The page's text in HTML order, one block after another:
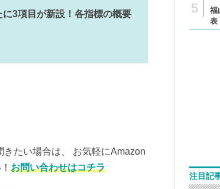
3項目が新設！各指標の概要
たい場合は、 お気軽にAmazon
お問い合わせはコチラ
5
福
表
注目記